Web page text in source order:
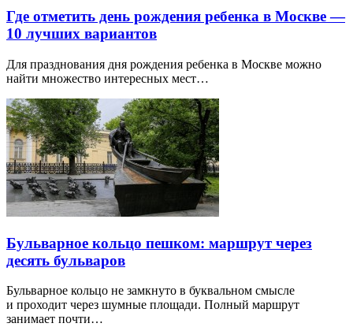
Где отметить день рождения ребенка в Москве —
10 лучших вариантов
Для празднования дня рождения ребенка в Москве можно
найти множество интересных мест…
Бульварное кольцо пешком: маршрут через
десять бульваров
Бульварное кольцо не замкнуто в буквальном смысле
и проходит через шумные площади. Полный маршрут
занимает почти…